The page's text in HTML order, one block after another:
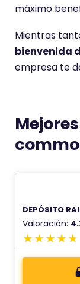
máximo
Mientras
bienvenida
empresa te
DEPÓSITO
Valoración: